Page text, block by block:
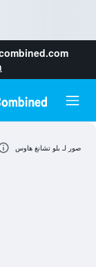
صور لـ بلو تشانغ هاوس